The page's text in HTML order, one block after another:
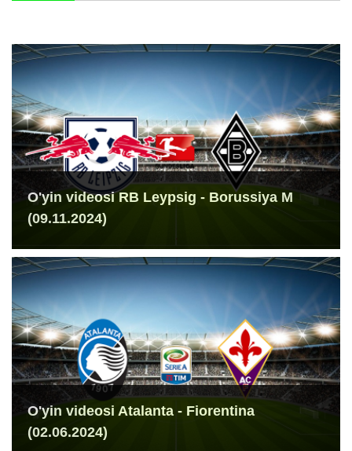
O'yin videosi RB Leypsig - Borussiya M
(09.11.2024)
O'yin videosi Atalanta - Fiorentina
(02.06.2024)